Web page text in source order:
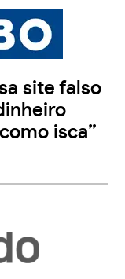
site falso
isca”